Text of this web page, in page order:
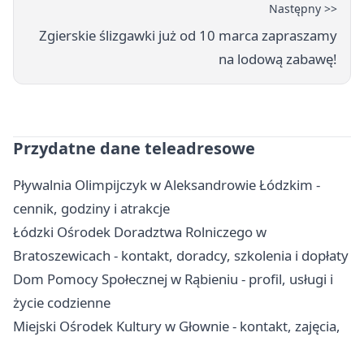
Następny >>
Zgierskie ślizgawki już od 10 marca zapraszamy
na lodową zabawę!
Przydatne dane teleadresowe
Pływalnia Olimpijczyk w Aleksandrowie Łódzkim -
cennik, godziny i atrakcje
Łódzki Ośrodek Doradztwa Rolniczego w
Bratoszewicach - kontakt, doradcy, szkolenia i dopłaty
Dom Pomocy Społecznej w Rąbieniu - profil, usługi i
życie codzienne
Miejski Ośrodek Kultury w Głownie - kontakt, zajęcia,